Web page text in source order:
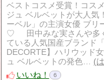
ベストコスメ受賞！コス
ジュ ベルベットが大人気
ーベル」の主演女優 ブリ
♡ 田中みな実さんや多
ている人気国産ブランド
DECORTE】ハリウッド
ュ ベルベットの発色…
いいね！
6